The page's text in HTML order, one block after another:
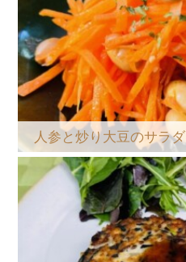
人参と炒り大豆のサラダ